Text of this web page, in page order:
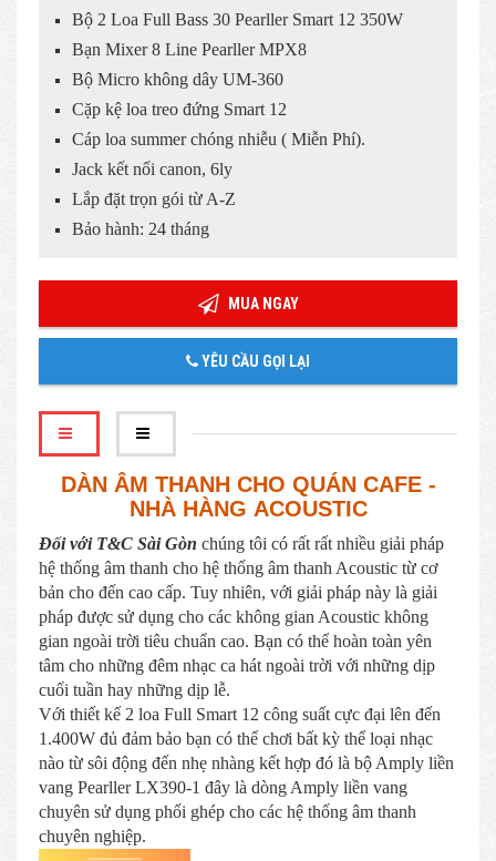
Bộ 2 Loa Full Bass 30 Pearller Smart 12 350W
Bạn Mixer 8 Line Pearller MPX8
Bộ Micro không dây UM-360
Cặp kệ loa treo đứng Smart 12
Cáp loa summer chóng nhiễu ( Miễn Phí).
Jack kết nối canon, 6ly
Lắp đặt trọn gói từ A-Z
Bảo hành: 24 tháng
MUA NGAY
YÊU CẦU GỌI LẠI
DÀN ÂM THANH CHO QUÁN CAFE -
NHÀ HÀNG ACOUSTIC
Đối với T&C Sài Gòn chúng tôi có rất rất nhiều giải pháp
hệ thống âm thanh cho hệ thống âm thanh Acoustic từ cơ
bản cho đến cao cấp. Tuy nhiên, với giải pháp này là giải
pháp được sử dụng cho các không gian Acoustic không
gian ngoài trời tiêu chuẩn cao. Bạn có thể hoàn toàn yên
tâm cho những đêm nhạc ca hát ngoài trời với những dịp
cuối tuần hay những dịp lễ.
Với thiết kế 2 loa Full Smart 12 công suất cực đại lên đến
1.400W đủ đảm bảo bạn có thể chơi bất kỳ thể loại nhạc
nào từ sôi động đến nhẹ nhàng kết hợp đó là bộ Amply liền
vang Pearller LX390-1 đây là dòng Amply liền vang
chuyên sử dụng phối ghép cho các hệ thống âm thanh
chuyên nghiệp.